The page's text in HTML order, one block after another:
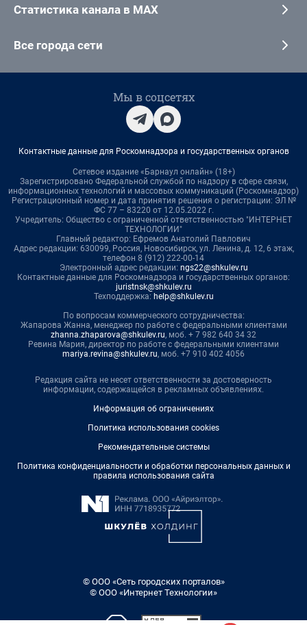
Статистика канала в MAX
Все города сети
Мы в соцсетях
Контактные данные для Роскомнадзора и государственных органов
Сетевое издание «Барнаул онлайн» (18+)
Зарегистрировано Федеральной службой по надзору в сфере связи,
информационных технологий и массовых коммуникаций (Роскомнадзор)
Регистрационный номер и дата принятия решения о регистрации: ЭЛ №
ФС 77 – 83220 от 12.05.2022 г.
Учредитель: Общество с ограниченной ответственностью "ИНТЕРНЕТ
ТЕХНОЛОГИИ"
Главный редактор: Ефремов Анатолий Павлович
Адрес редакции: 630099, Россия, Новосибирск, ул. Ленина, д. 12, 6 этаж,
телефон 8 (912) 222-00-14
Электронный адрес редакции: ngs22@shkulev.ru
Контактные данные для Роскомнадзора и государственных органов:
juristnsk@shkulev.ru
Техподдержка: help@shkulev.ru
По вопросам коммерческого сотрудничества:
Жапарова Жанна, менеджер по работе с федеральными клиентами
zhanna.zhaparova@shkulev.ru, моб. + 7 982 640 34 32
Ревина Мария, директор по работе с федеральными клиентами
mariya.revina@shkulev.ru, моб. +7 910 402 4056
Редакция сайта не несет ответственности за достоверность
информации, содержащейся в рекламных объявлениях.
Информация об ограничениях
Политика использования cookies
Рекомендательные системы
Политика конфиденциальности и обработки персональных данных и
правила использования сайта
© ООО «Сеть городских порталов»
© ООО «Интернет Технологии»